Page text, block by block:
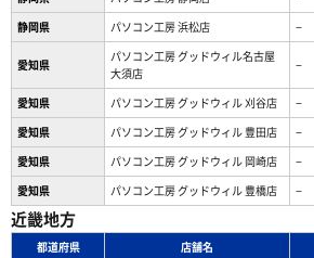
静岡県
パソコン工房 浜松店 −
愛知県
パソコン工房 グッドウィル名古屋
大須店
−
愛知県 パソコン工房 グッドウィル 刈谷店 −
愛知県
パソコン工房 グッドウィル 豊田店 −
愛知県
パソコン工房 グッドウィル 岡崎店 −
愛知県
パソコン工房 グッドウィル 豊橋店 −
近畿地方
都道府県 店舗名